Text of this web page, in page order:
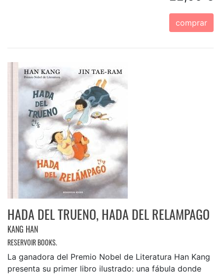
comprar
HADA DEL TRUENO, HADA DEL RELAMPAGO
KANG HAN
RESERVOIR BOOKS.
La ganadora del Premio Nobel de Literatura Han Kang
presenta su primer libro ilustrado: una fábula donde